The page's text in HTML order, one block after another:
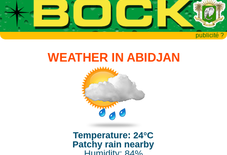
publicité ?
WEATHER IN ABIDJAN
Temperature: 24°C
Patchy rain nearby